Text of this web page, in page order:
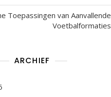
Toepassingen van Aanvallende
Voetbalformaties
ARCHIEF